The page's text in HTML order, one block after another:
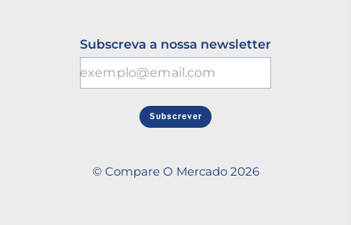
Subscreva a nossa newsletter
Subscrever
© Compare O Mercado 2026